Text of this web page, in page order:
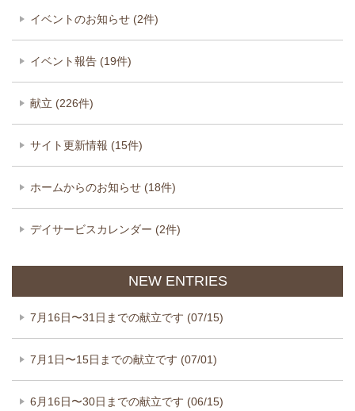
イベントのお知らせ (2件)
イベント報告 (19件)
献立 (226件)
サイト更新情報 (15件)
ホームからのお知らせ (18件)
デイサービスカレンダー (2件)
NEW ENTRIES
7月16日〜31日までの献立です (07/15)
7月1日〜15日までの献立です (07/01)
6月16日〜30日までの献立です (06/15)